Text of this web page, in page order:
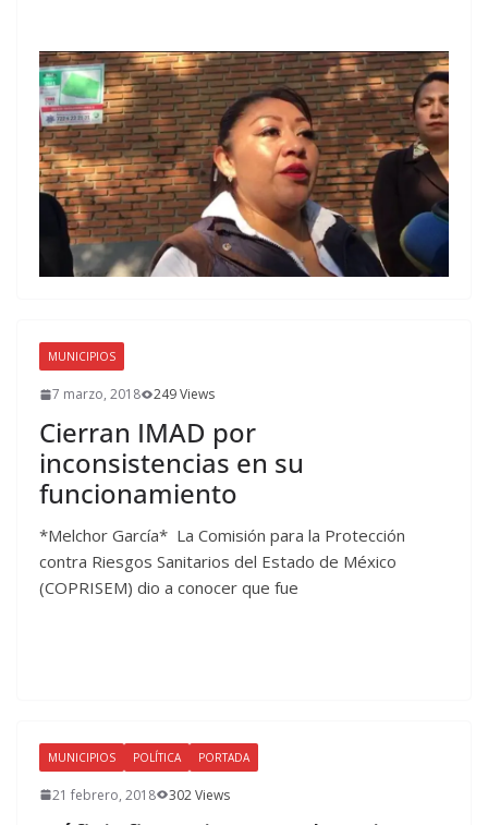
MUNICIPIOS
7 marzo, 2018 249 Views
Cierran IMAD por
inconsistencias en su
funcionamiento
*Melchor García* La Comisión para la Protección
contra Riesgos Sanitarios del Estado de México
(COPRISEM) dio a conocer que fue
MUNICIPIOS POLÍTICA PORTADA
21 febrero, 2018 302 Views